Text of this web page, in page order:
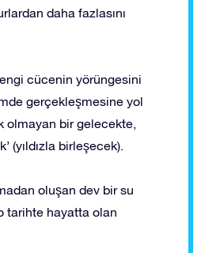
daha fazlasını
cücenin yörüngesini
gerçekleşmesine yol
olmayan bir gelecekte,
(yıldızla birleşecek).
oluşan dev bir su
tarihte hayatta olan